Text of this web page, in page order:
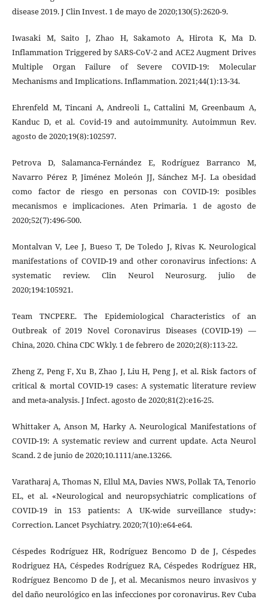
disease 2019. J Clin Invest. 1 de mayo de 2020;130(5):2620-9.
Iwasaki M, Saito J, Zhao H, Sakamoto A, Hirota K, Ma D.
Inflammation Triggered by SARS-CoV-2 and ACE2 Augment Drives
Multiple Organ Failure of Severe COVID-19: Molecular
Mechanisms and Implications. Inflammation. 2021;44(1):13-34.
Ehrenfeld M, Tincani A, Andreoli L, Cattalini M, Greenbaum A,
Kanduc D, et al. Covid-19 and autoimmunity. Autoimmun Rev.
agosto de 2020;19(8):102597.
Petrova D, Salamanca-Fernández E, Rodríguez Barranco M,
Navarro Pérez P, Jiménez Moleón JJ, Sánchez M-J. La obesidad
como factor de riesgo en personas con COVID-19: posibles
mecanismos e implicaciones. Aten Primaria. 1 de agosto de
2020;52(7):496-500.
Montalvan V, Lee J, Bueso T, De Toledo J, Rivas K. Neurological
manifestations of COVID-19 and other coronavirus infections: A
systematic review. Clin Neurol Neurosurg. julio de
2020;194:105921.
Team TNCPERE. The Epidemiological Characteristics of an
Outbreak of 2019 Novel Coronavirus Diseases (COVID-19) —
China, 2020. China CDC Wkly. 1 de febrero de 2020;2(8):113-22.
Zheng Z, Peng F, Xu B, Zhao J, Liu H, Peng J, et al. Risk factors of
critical & mortal COVID-19 cases: A systematic literature review
and meta-analysis. J Infect. agosto de 2020;81(2):e16-25.
Whittaker A, Anson M, Harky A. Neurological Manifestations of
COVID‐19: A systematic review and current update. Acta Neurol
Scand. 2 de junio de 2020;10.1111/ane.13266.
Varatharaj A, Thomas N, Ellul MA, Davies NWS, Pollak TA, Tenorio
EL, et al. «Neurological and neuropsychiatric complications of
COVID-19 in 153 patients: A UK-wide surveillance study»:
Correction. Lancet Psychiatry. 2020;7(10):e64-e64.
Céspedes Rodríguez HR, Rodríguez Bencomo D de J, Céspedes
Rodriguez HA, Céspedes Rodríguez RA, Céspedes Rodríguez HR,
Rodríguez Bencomo D de J, et al. Mecanismos neuro invasivos y
del daño neurológico en las infecciones por coronavirus. Rev Cuba